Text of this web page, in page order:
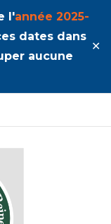
l'année 2025-
dates dans
aucune
✕